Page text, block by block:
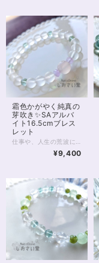
霜色かがやく純真の
芽吹き✨SAアルバ
イト16.5cmブレス
レット
¥9,400